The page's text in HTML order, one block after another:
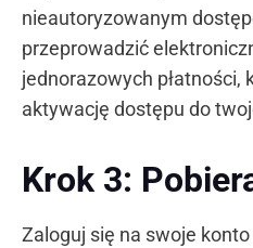
nieautoryzowanym
przeprowadzić
jednorazowych płatności,
aktywację dostępu do
Krok 3:
Zaloguj się na swoje